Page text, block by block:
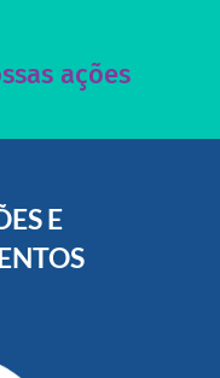
ações
compartilhando
E